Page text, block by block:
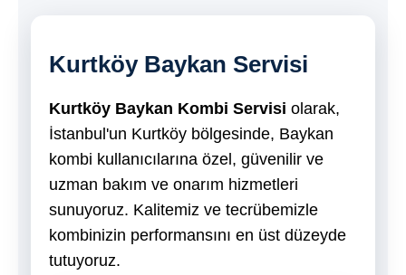
Kurtköy Baykan Servisi
Kurtköy Baykan Kombi Servisi olarak,
İstanbul'un Kurtköy bölgesinde, Baykan
kombi kullanıcılarına özel, güvenilir ve
uzman bakım ve onarım hizmetleri
sunuyoruz. Kalitemiz ve tecrübemizle
kombinizin performansını en üst düzeyde
tutuyoruz.